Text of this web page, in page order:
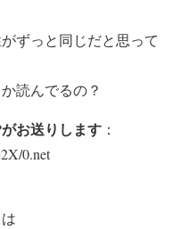
ずっと同じだと思って
読んでるの？
お送りします ：
0.net